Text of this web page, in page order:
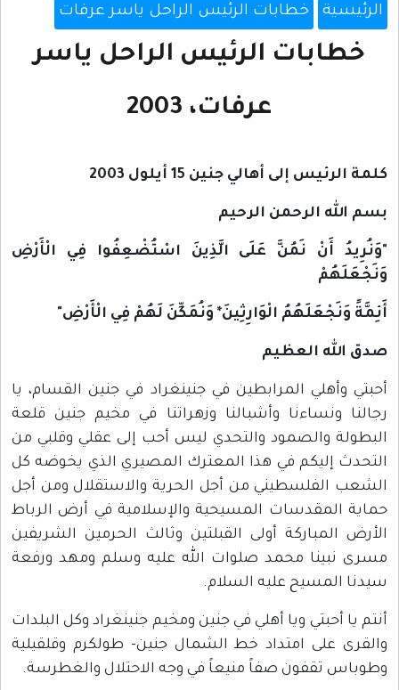
الرئيسية خطابات الرئيس الراحل ياسر عرفات
خطابات الرئيس الراحل ياسر
عرفات، 2003
كلمة الرئيس إلى أهالي جنين 15 أيلول 2003
بسم الله الرحمن الرحيم
"وَنُرِيدُ أَنْ نَمُنَّ عَلَى الَّذِينَ اسْتُضْعِفُوا فِي الْأَرْضِ
وَنَجْعَلَهُمْ
أَئِمَّةً وَنَجْعَلَهُمُ الْوَارِثِينَ* وَنُمَكِّنَ لَهُمْ فِي الْأَرْضِ"
صدق الله العظيم
أحبتي وأهلي المرابطين في جنينغراد في جنين القسام، يا
رجالنا ونساءنا وأشبالنا وزهراتنا في مخيم جنين قلعة
البطولة والصمود والتحدي ليس أحب إلى عقلي وقلبي من
التحدث إليكم في هذا المعترك المصيري الذي يخوضه كل
الشعب الفلسطيني من أجل الحرية والاستقلال ومن أجل
حماية المقدسات المسيحية والإسلامية في أرض الرباط
الأرض المباركة أولى القبلتين وثالث الحرمين الشريفين
مسرى نبينا محمد صلوات الله عليه وسلم ومهد ورفعة
سيدنا المسيح عليه السلام.
أنتم يا أحبتي ويا أهلي في جنين ومخيم جنينغراد وكل البلدات
والقرى على امتداد خط الشمال جنين- طولكرم وقلقيلية
وطوباس تقفون صفاً منيعاً في وجه الاحتلال والغطرسة.